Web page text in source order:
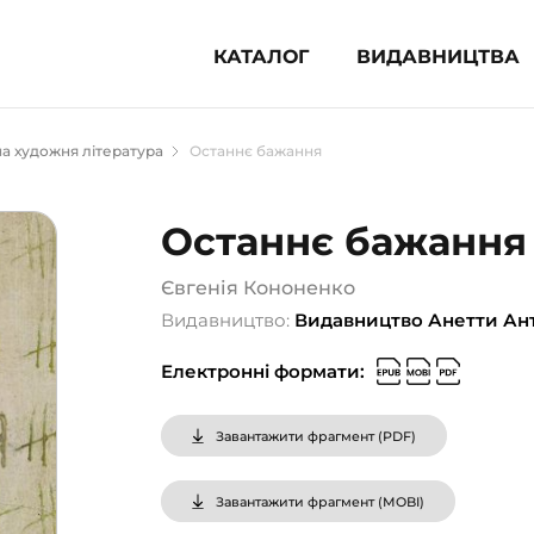
КАТАЛОГ ВИДАВНИЦТВА
література (1854)
для підлітків (240)
популярна література (1015)
література та посібники
довідники, словники
сертифікати (1)
художня література Останнє бажання
Останнє бажання
Євгенія Кононенко
Видавництво: Видавництво Анетти
Електронні формати:
Завантажити фрагмент (PDF)
Завантажити фрагмент (MOBI)